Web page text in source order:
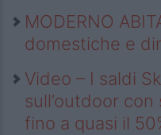
MODERNO
domestiche e
Video – I saldi
sull’outdoor
fino a quasi il